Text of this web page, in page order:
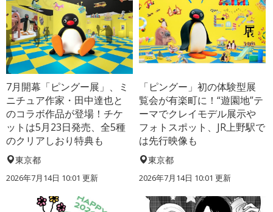
7月開幕「ピングー展」、ミ
ニチュア作家・田中達也と
のコラボ作品が登場！チケ
ットは5月23日発売、全5種
のクリアしおり特典も
東京都
2026年7月14日 10:01 更新
「ピングー」初の体験型展
覧会が有楽町に！“遊園地”テ
ーマでクレイモデル展示や
フォトスポット、JR上野駅で
は先行映像も
東京都
2026年7月14日 10:01 更新